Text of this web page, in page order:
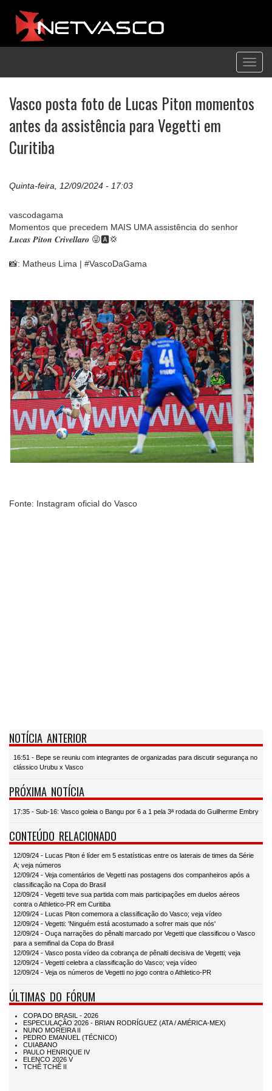
Vasco posta foto de Lucas Piton momentos
antes da assistência para Vegetti em
Curitiba
Quinta-feira, 12/09/2024 - 17:03
vascodagama
Momentos que precedem MAIS UMA assistência do senhor
𝑳𝒖𝒄𝒂𝒔 𝑷𝒊𝒕𝒐𝒏 𝑪𝒓𝒊𝒗𝒆𝒍𝒍𝒂𝒓𝒐 😜🅰💢
📸: Matheus Lima | #VascoDaGama
Fonte: Instagram oficial do Vasco
NOTÍCIA ANTERIOR
16:51 - Bepe se reuniu com integrantes de organizadas para discutir segurança no
clássico Urubu x Vasco
PRÓXIMA NOTÍCIA
17:35 - Sub-16: Vasco goleia o Bangu por 6 a 1 pela 3ª rodada do Guilherme Embry
CONTEÚDO RELACIONADO
12/09/24 - Lucas Piton é líder em 5 estatísticas entre os laterais de times da Série
A; veja números
12/09/24 - Veja comentários de Vegetti nas postagens dos companheiros após a
classificação na Copa do Brasil
12/09/24 - Vegetti teve sua partida com mais participações em duelos aéreos
contra o Athletico-PR em Curitiba
12/09/24 - Lucas Piton comemora a classificação do Vasco; veja vídeo
12/09/24 - Vegetti: 'Ninguém está acostumado a sofrer mais que nós'
12/09/24 - Ouça narrações do pênalti marcado por Vegetti que classificou o Vasco
para a semifinal da Copa do Brasil
12/09/24 - Vasco posta vídeo da cobrança de pênalti decisiva de Vegetti; veja
12/09/24 - Vegetti celebra a classificação do Vasco; veja vídeo
12/09/24 - Veja os números de Vegetti no jogo contra o Athletico-PR
ÚLTIMAS DO FÓRUM